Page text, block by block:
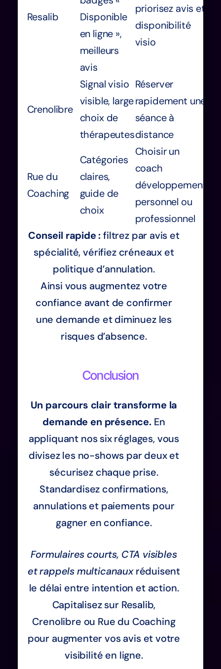
Resalib
Disponible
en ligne »,
meilleurs
avis
priorisez avis et
disponibilité
visio
Crenolibre
Signal visio
visible, large
choix de
thérapeutes
Réserver
rapidement une
séance à
distance
Rue du
Coaching
Catégories
claires,
guide de
choix
Choisir un
coach
développement
personnel ou
professionnel
Conseil rapide :filtrez par avis et
spécialité, vérifiez créneaux et
politique d’annulation.
Ainsi vous augmentez votre
confiance avant de confirmer
une demande et diminuez les
risques d’absence.
Conclusion
Un parcours clair transforme la
demande en présence.En
appliquant nos six réglages, vous
divisez les no-shows par deux et
sécurisez chaque prise.
Standardisez confirmations,
annulations et paiements pour
gagner en confiance.
Formulaires courts, CTA visibles
et rappels multicanauxréduisent
le délai entre intention et action.
Capitalisez sur Resalib,
Crenolibre ou Rue du Coaching
pour augmenter vos avis et votre
visibilité en ligne.